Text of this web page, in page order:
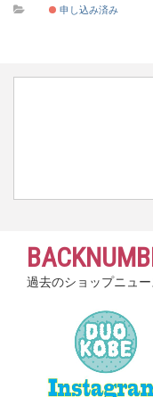
申し込み済み
過去のショップニュー